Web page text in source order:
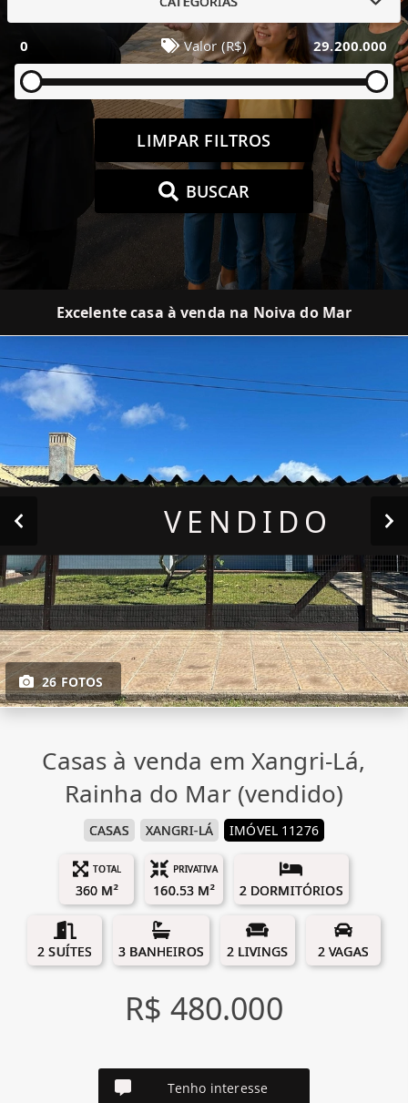
0 Valor (R$) 29.200.000
LIMPAR FILTROS
BUSCAR
Excelente casa à venda na Noiva do Mar
26 FOTOS
VENDIDO
Casas à venda em Xangri-Lá,
Rainha do Mar (vendido)
CASAS XANGRI-LÁ IMÓVEL 11276
TOTAL
360 M²
PRIVATIVA
160.53 M² 2 DORMITÓRIOS
2 SUÍTES 3 BANHEIROS 2 LIVINGS 2 VAGAS
R$ 480.000
Tenho interesse